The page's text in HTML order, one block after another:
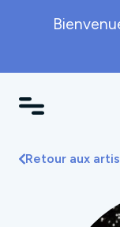
Retour aux